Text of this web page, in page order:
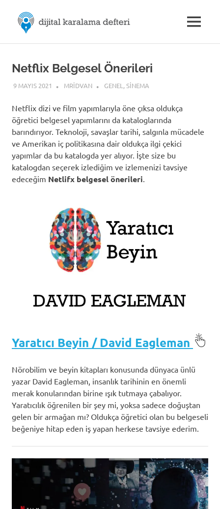
content
M.Rıdvan
ÖZDEMİR
|
Dijital
İletişim
MENU
Netflix Belgesel Önerileri
9 MAYIS 2021 MRIDVAN GENEL ,SINEMA
Netflix dizi ve film yapımlarıyla öne çıksa oldukça
öğretici belgesel yapımlarını da kataloglarında
barındırıyor. Teknoloji, savaşlar tarihi, salgınla mücadele
ve Amerikan iç politikasına dair oldukça ilgi çekici
yapımlar da bu katalogda yer alıyor. İşte size bu
katalogdan seçerek izlediğim ve izlemenizi tavsiye
edeceğim Netlifx belgesel önerileri
Yaratıcı Beyin / David Eagleman
Nörobilim ve beyin kitapları konusunda dünyaca ünlü
yazar David Eagleman, insanlık tarihinin en önemli
merak konularından birine ışık tutmaya çabalıyor.
Yaratıcılık öğrenilen bir şey mi, yoksa sadece doğuştan
gelen bir armağan mı? Oldukça öğretici olan bu belgeseli
beğeniye hitap eden iş yapan herkese tavsiye ederim.